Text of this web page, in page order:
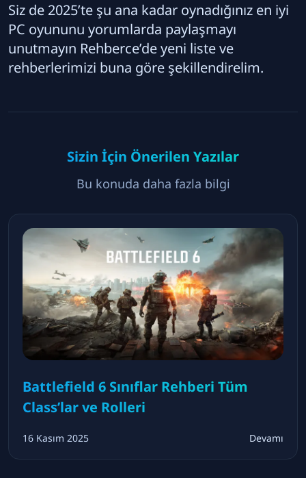
Siz de 2025’te şu ana kadar oynadığınız en iyi
PC oyununu yorumlarda paylaşmayı
unutmayın Rehberce’de yeni liste ve
rehberlerimizi buna göre şekillendirelim.
Sizin İçin Önerilen Yazılar
Bu konuda daha fazla bilgi
Battlefield 6 Sınıflar Rehberi Tüm
Class’lar ve Rolleri
16 Kasım 2025 Devamı